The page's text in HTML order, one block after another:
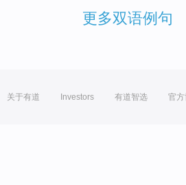
更多双语例句
关于有道 Investors 有道智选 官方